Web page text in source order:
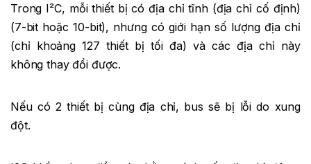
Trong I²C, mỗi thiết bị có địa chỉ tĩnh (địa chỉ cố định)
(7-bit hoặc 10-bit), nhưng có giới hạn số lượng địa chỉ
(chỉ khoảng 127 thiết bị tối đa) và các địa chỉ này
không thay đổi được.
Nếu có 2 thiết bị cùng địa chỉ, bus sẽ bị lỗi do xung
đột.